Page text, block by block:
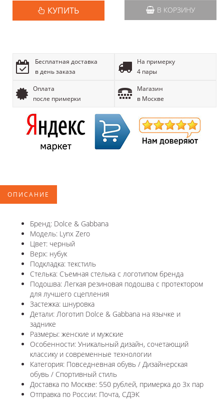
КУПИТЬ В КОРЗИНУ
Бесплатная доставка
в день заказа
На примерку
4 пары
Оплата
после примерки
Магазин
в Москве
ОПИСАНИЕ
Бренд: Dolce & Gabbana
Модель: Lynx Zero
Цвет: черный
Верх: нубук
Подкладка: текстиль
Стелька: Съемная стелька с логотипом бренда
Подошва: Легкая резиновая подошва с протектором
для лучшего сцепления
Застежка: шнуровка
Детали: Логотип Dolce & Gabbana на язычке и
заднике
Размеры: женские и мужские
Особенности: Уникальный дизайн, сочетающий
классику и современные технологии
Категория: Повседневная обувь / Дизайнерская
обувь / Спортивный стиль
Доставка по Москве: 550 рублей, примерка до 3х пар
Отправка по России: Почта, СДЭК